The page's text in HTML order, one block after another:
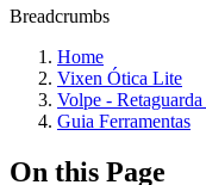
Breadcrumbs
Home
Vixen Ótica Lite
Volpe -
Guia Ferramentas
On this Page